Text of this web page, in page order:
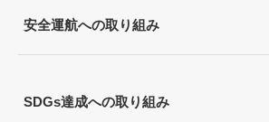
安全運航への取り組み
SDGs達成への取り組み